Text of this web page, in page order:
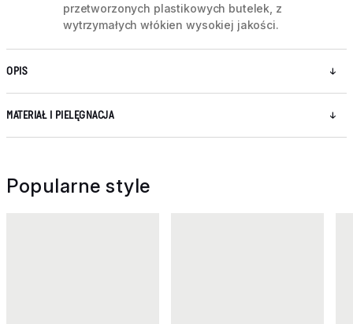
przetworzonych plastikowych butelek, z
wytrzymałych włókien wysokiej jakości.
OPIS
MATERIAŁ I PIELĘGNACJA
Popularne style